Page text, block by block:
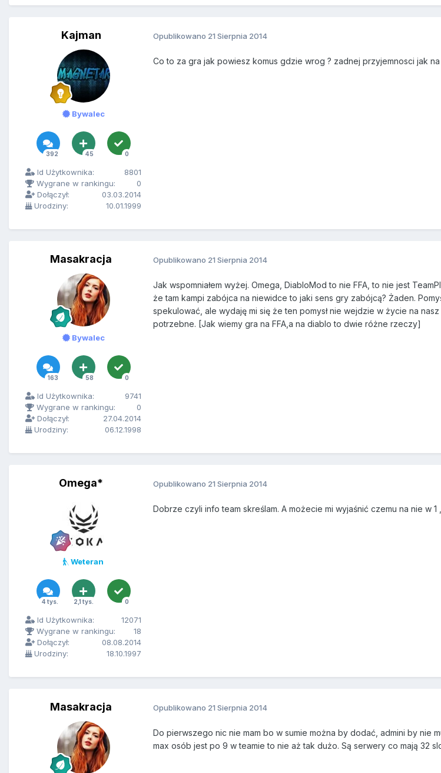
Kajman
Bywalec
392 45 0
Id Użytkownika:
8801
Wygrane w rankingu:
0
Dołączył:
03.03.2014
Urodziny:
10.01.1999
Opublikowano 21 Sierpnia 2014
Co to za gra jak powiesz komus gdzie wrog ? zadnej przyjemnosci jak
Masakracja
Bywalec
163 58 0
Id Użytkownika:
9741
Wygrane w rankingu:
0
Dołączył:
27.04.2014
Urodziny:
06.12.1998
Opublikowano 21 Sierpnia 2014
Jak wspomniałem wyżej. Omega, DiabloMod to nie FFA, to nie jest
że tam kampi zabójca na niewidce to jaki sens gry zabójcą? Żaden.
spekulować, ale wydaję mi się że ten pomysł nie wejdzie w życie na
potrzebne. [Jak wiemy gra na FFA,a na diablo to dwie różne rzeczy]
Omega*
Weteran
4 tys. 2,1 tys. 0
Id Użytkownika:
12071
Wygrane w rankingu:
18
Dołączył:
08.08.2014
Urodziny:
18.10.1997
Opublikowano 21 Sierpnia 2014
Dobrze czyli info team skreślam. A możecie mi wyjaśnić czemu na nie w 1
Masakracja Opublikowano 21 Sierpnia 2014
Do pierwszego nic nie mam bo w sumie można by dodać, admini by nie
max osób jest po 9 w teamie to nie aż tak dużo. Są serwery co mają 32